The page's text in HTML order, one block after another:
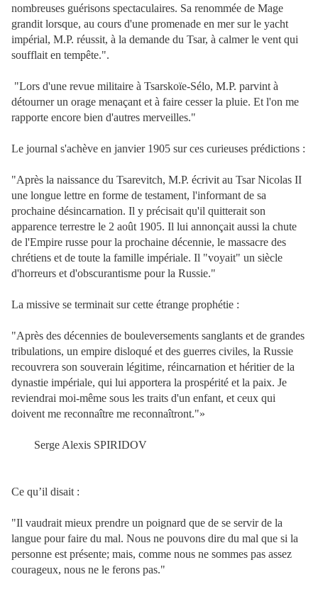
nombreuses guérisons spectaculaires. Sa renommée de Mage
grandit lorsque, au cours d'une promenade en mer sur le yacht
impérial, M.P. réussit, à la demande du Tsar, à calmer le vent qui
soufflait en tempête.".
"Lors d'une revue militaire à Tsarskoïe-Sélo, M.P. parvint à
détourner un orage menaçant et à faire cesser la pluie. Et l'on me
rapporte encore bien d'autres merveilles."
Le journal s'achève en janvier 1905 sur ces curieuses prédictions :
"Après la naissance du Tsarevitch, M.P. écrivit au Tsar Nicolas II
une longue lettre en forme de testament, l'informant de sa
prochaine désincarnation. Il y précisait qu'il quitterait son
apparence terrestre le 2 août 1905. Il lui annonçait aussi la chute
de l'Empire russe pour la prochaine décennie, le massacre des
chrétiens et de toute la famille impériale. Il "voyait" un siècle
d'horreurs et d'obscurantisme pour la Russie."
La missive se terminait sur cette étrange prophétie :
"Après des décennies de bouleversements sanglants et de grandes
tribulations, un empire disloqué et des guerres civiles, la Russie
recouvrera son souverain légitime, réincarnation et héritier de la
dynastie impériale, qui lui apportera la prospérité et la paix. Je
reviendrai moi-même sous les traits d'un enfant, et ceux qui
doivent me reconnaître me reconnaîtront."»
Serge Alexis SPIRIDOV
Ce qu’il disait :
"Il vaudrait mieux prendre un poignard que de se servir de la
langue pour faire du mal. Nous ne pouvons dire du mal que si la
personne est présente; mais, comme nous ne sommes pas assez
courageux, nous ne le ferons pas."